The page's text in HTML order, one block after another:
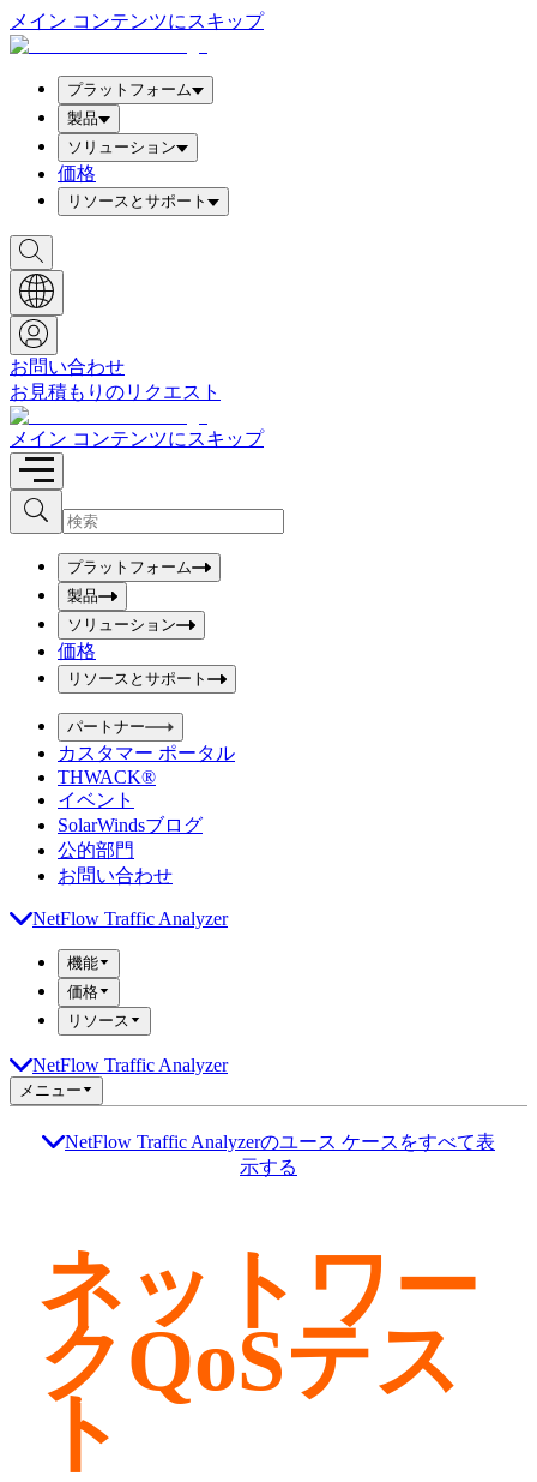
メイン コンテンツにスキップ
プラットフォーム
製品
ソリューション
価格
リソースとサポート
検
索
ボ
ッ
ク
ス
を
表
示
お問い合わせ
お見積もりのリクエスト
メイン コンテンツにスキップ
検
索
検
索
ボ
ッ
ク
ス
を
入
プラットフォーム
製品
ソリューション
価格
リソースとサポート
パートナー
カスタマー ポータル
THWACK®
イベント
SolarWindsブログ
公的部門
お問い合わせ
NetFlow Traffic Analyzer
機能
価格
リソース
NetFlow Traffic Analyzer
メニュー
NetFlow Traffic Analyzerのユース ケースをすべて表
示する
ネットワー
クQoSテス
ト